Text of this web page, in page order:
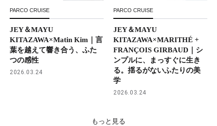
PARCO CRUISE
JEY＆MAYU
KITAZAWA×Matin Kim｜言
葉を越えて響き合う、ふた
つの感性
2026.03.24
PARCO CRUISE
JEY＆MAYU
KITAZAWA×MARITHÉ +
FRANÇOIS GIRBAUD｜シ
ンプルに、まっすぐに生き
る。揺るがないふたりの美
学
2026.03.24
もっと見る